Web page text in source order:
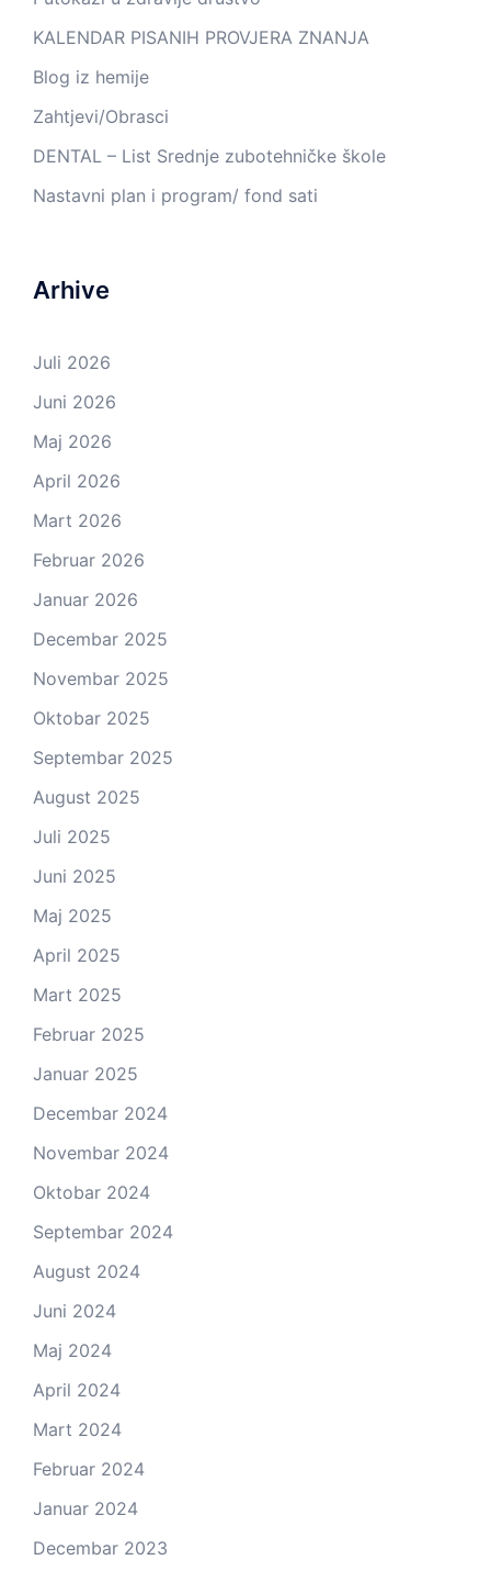
KALENDAR PISANIH PROVJERA ZNANJA
Blog iz hemije
Zahtjevi/Obrasci
DENTAL – List Srednje zubotehničke škole
Nastavni plan i program/ fond sati
Arhive
Juli 2026
Juni 2026
Maj 2026
April 2026
Mart 2026
Februar 2026
Januar 2026
Decembar 2025
Novembar 2025
Oktobar 2025
Septembar 2025
August 2025
Juli 2025
Juni 2025
Maj 2025
April 2025
Mart 2025
Februar 2025
Januar 2025
Decembar 2024
Novembar 2024
Oktobar 2024
Septembar 2024
August 2024
Juni 2024
Maj 2024
April 2024
Mart 2024
Februar 2024
Januar 2024
Decembar 2023